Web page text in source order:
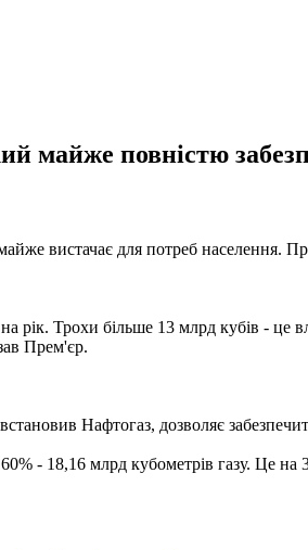
майже повністю
вистачає для потреб населення.
рік. Трохи більше 13 млрд кубів -
Прем'єр.
​​Нафтогаз, дозволяє
- 18,16 млрд кубометрів газу. Це